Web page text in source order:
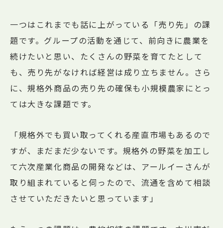
一つはこれまでも話に上がっている「売り先」の課
題です。グループの活動を通じて、前向きに農業を
続けたいと思い、たくさんの野菜を育てたとして
も、売り先がなければ経営は成り立ちません。さら
に、規格外商品の売り先の確保も小規模農家にとっ
ては大きな課題です。
「規格外でも買い取ってくれる産直市場もあるので
すが、まだまだ少ないです。規格外の野菜を加工し
て六次産業化商品の開発などは、アールイーさんが
取り組まれていると伺ったので、流通を含めて相談
させていただきたいと思っています」